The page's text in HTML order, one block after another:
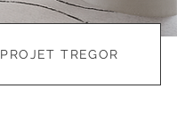
PROJET TREGOR